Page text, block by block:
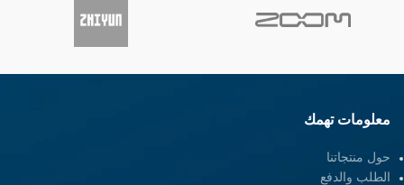
معلومات تهمك
حول منتجاتنا
الطلب والدفع